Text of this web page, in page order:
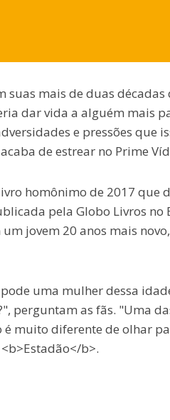
mais de duas décadas
dar vida a alguém mais
e pressões que
de estrear no Prime
homônimo de 2017 que
pela Globo Livros no
jovem 20 anos mais
uma mulher dessa
perguntam as fãs. "Uma
é muito diferente de olhar
b>.